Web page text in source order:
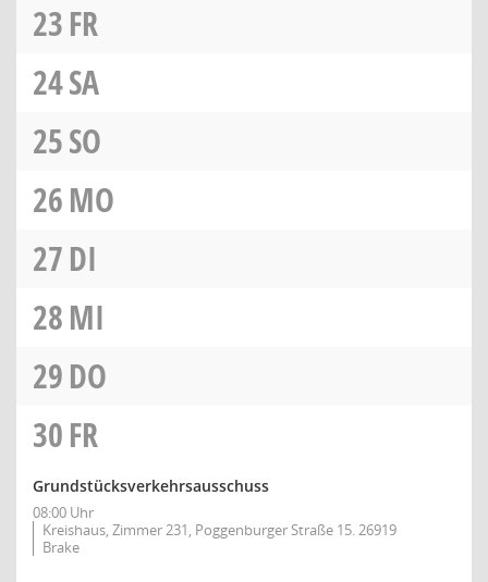
23FR
24SA
25SO
26MO
27DI
28MI
29DO
30FR
Grundstücksverkehrsausschuss
08:00 Uhr
Kreishaus, Zimmer 231, Poggenburger Straße 15. 26919
Brake